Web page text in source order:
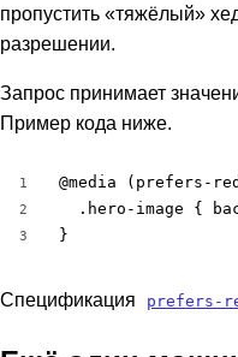
пропустить «тяжёлый»
разрешении.
Запрос принимает
Пример кода ниже.
1
2
3
@media (prefers-
.hero-image {
}
Спецификация prefers-